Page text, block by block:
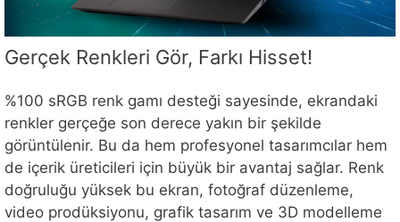
Gerçek Renkleri Gör, Farkı Hisset!
%100 sRGB renk gamı desteği sayesinde, ekrandaki
renkler gerçeğe son derece yakın bir şekilde
görüntülenir. Bu da hem profesyonel tasarımcılar hem
de içerik üreticileri için büyük bir avantaj sağlar. Renk
doğruluğu yüksek bu ekran, fotoğraf düzenleme,
video prodüksiyonu, grafik tasarım ve 3D modelleme